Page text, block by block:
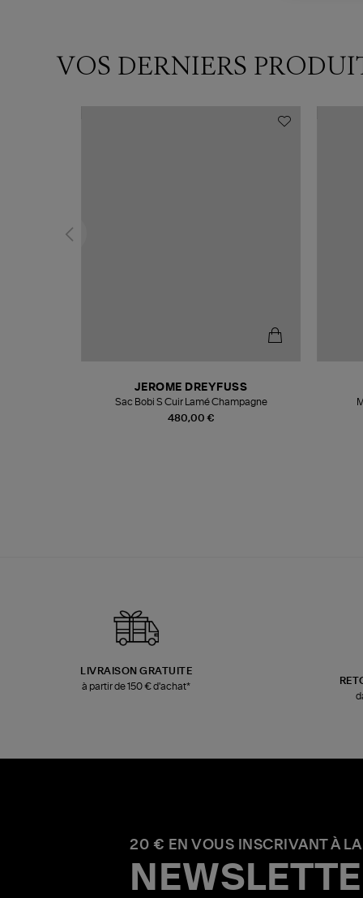
VOS DERNIERS
480,00 €
JEROME DREYFUSS
Sac Bobi S Cuir Lamé Champagne
LIVRAISON GRATUITE
à partir de 150 € d'achat*
20 € EN VOUS INSCRIVANT À LA